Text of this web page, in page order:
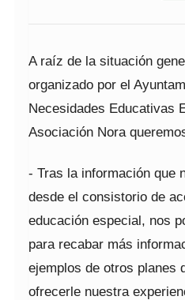
A raíz de la situación
organizado por el
Necesidades Educativas
Asociación Nora
- Tras la información que
desde el consistorio de
educación especial, nos
para recabar más
ejemplos de otros planes
ofrecerle nuestra